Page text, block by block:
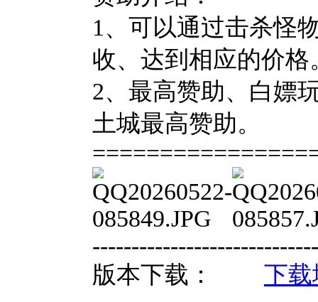
1、可以通过击杀怪
收、达到相应的价
2、最高赞助、白嫖
土城最高赞助。
版本下载： 下